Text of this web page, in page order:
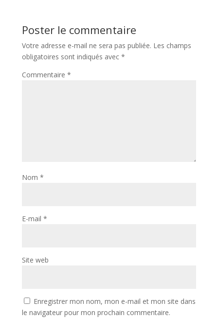
Poster le commentaire
Votre adresse e-mail ne sera pas publiée. Les champs
obligatoires sont indiqués avec *
Commentaire *
Nom *
E-mail *
Site web
Enregistrer mon nom, mon e-mail et mon site dans
le navigateur pour mon prochain commentaire.